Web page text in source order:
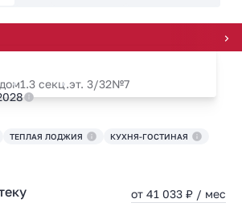
Всегда
1.3 секц.эт. 3/32№7
ТЕПЛАЯ ЛОДЖИЯ
КУХНЯ-ГОСТИНАЯ
от 41 033 ₽ / мес